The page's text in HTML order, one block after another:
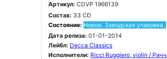
Артикул: CDVP 1966139
Состав: 33 CD
Состояние: Новое. Заводская упаковка.
Дата релиза: 01-01-2014
Лейбл: Decca Classics
Исполнители: Ricci Ruggiero, violin /